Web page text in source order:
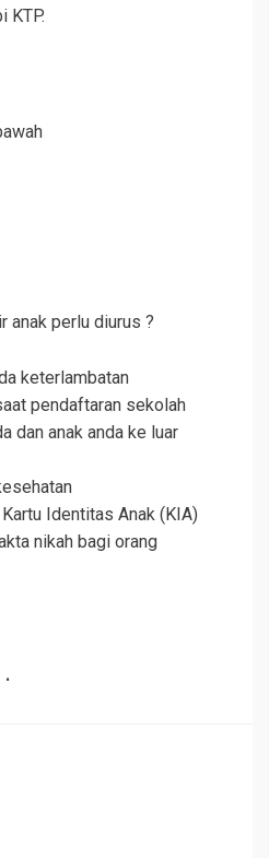
KTP.
anak perlu diurus ?
keterlambatan
pendaftaran sekolah
dan anak anda ke luar
Identitas Anak (KIA)
nikah bagi orang